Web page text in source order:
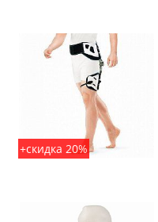
+скидка 20%